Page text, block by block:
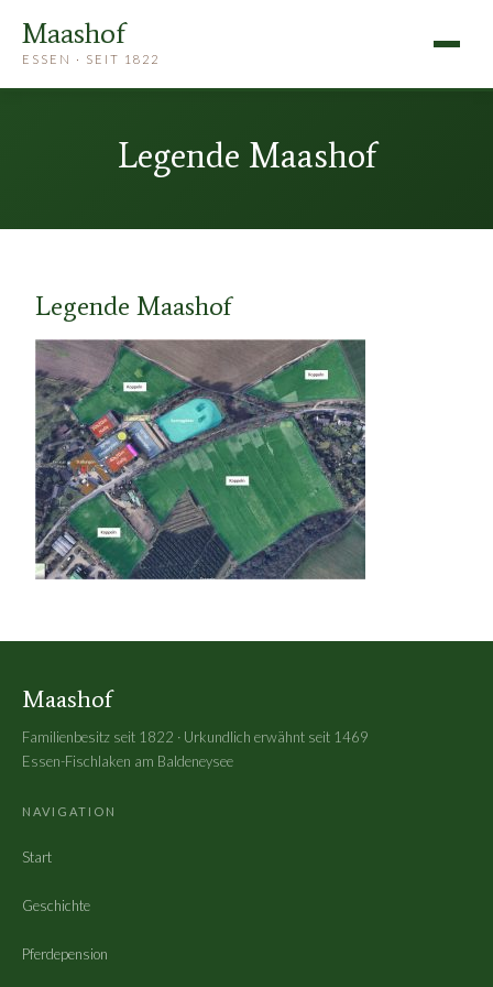
Maashof
ESSEN · SEIT 1822
Legende Maashof
Legende Maashof
Maashof
Familienbesitz seit 1822 · Urkundlich erwähnt seit 1469
Essen-Fischlaken am Baldeneysee
NAVIGATION
Start
Geschichte
Pferdepension